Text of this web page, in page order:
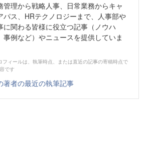
管理から戦略人事、日常業務からキャ
パス、HRテクノロジーまで、人事部や
に関わる皆様に役立つ記事（ノウハ
事例など）やニュースを提供していま
フィールは、執筆時点、または直近の記事の寄稿時点で
です
著者の最近の執筆記事